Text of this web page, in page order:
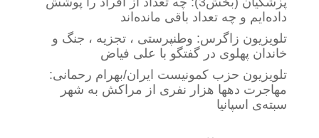
داده‌ایم و چه تعداد باقی مانده‌اند
تلویزیون زاگرس: وطنپرستی ، تجزیه ، جنگ و
خاندان پهلوی در گفتگو با علی فیاض
تلویزیون حزب کمونیست ایران/بهرام رحمانی:
مهاجرت دهها هزار نفری از مراکش به شهر
سبته‌ی اسپانیا